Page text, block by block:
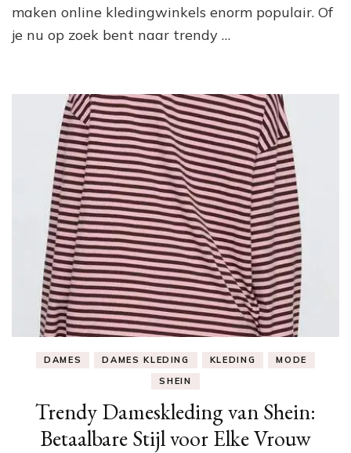
maken online kledingwinkels enorm populair. Of
je nu op zoek bent naar trendy …
DAMES DAMES KLEDING KLEDING
MODE
SHEIN
Trendy Dameskleding van Shein:
Betaalbare Stijl voor Elke Vrouw